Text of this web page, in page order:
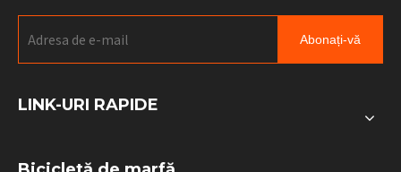
Abonați-vă
LINK-URI RAPIDE